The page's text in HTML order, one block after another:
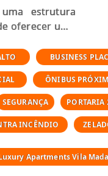
estrutura
oferecer uma
e único
Breton aliada
contam com
de cama
BUSINESS
ÔNIBUS
SEGURANÇA PORTARIA
INCÊNDIO
Apartments Vila